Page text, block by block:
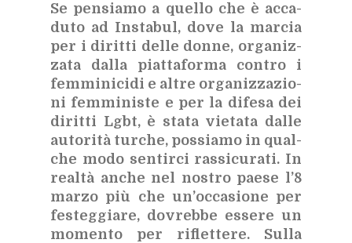
Se pen­sia­mo a quel­lo che è ac­ca­
du­to ad In­sta­bul, dove la mar­cia
per i di­rit­ti del­le don­ne, or­ga­niz­
za­ta dal­la piat­ta­for­ma con­tro i
fem­mi­ni­ci­di e al­tre or­ga­niz­za­zio­
ni fem­mi­ni­ste e per la di­fe­sa dei
di­rit­ti Lgbt, è sta­ta vie­ta­ta dal­le
au­to­ri­tà tur­che, pos­sia­mo in qual­
che modo sen­tir­ci ras­si­cu­ra­ti. In
real­tà an­che nel no­stro pae­se l’8
mar­zo più che un’oc­ca­sio­ne per
fe­steg­gia­re, do­vreb­be es­se­re un
mo­men­to per ri­flet­te­re. Sul­la